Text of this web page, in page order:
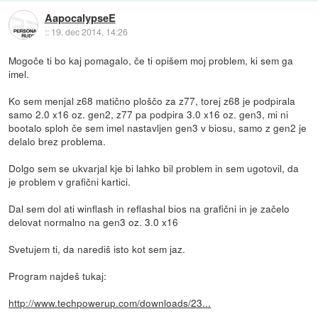
AapocalypseE
:: 19. dec 2014, 14:26
Mogoče ti bo kaj pomagalo, če ti opišem moj problem, ki sem ga
imel.
Ko sem menjal z68 matično ploščo za z77, torej z68 je podpirala
samo 2.0 x16 oz. gen2, z77 pa podpira 3.0 x16 oz. gen3, mi ni
bootalo sploh če sem imel nastavljen gen3 v biosu, samo z gen2 je
delalo brez problema.
Dolgo sem se ukvarjal kje bi lahko bil problem in sem ugotovil, da
je problem v grafični kartici.
Dal sem dol ati winflash in reflashal bios na grafični in je začelo
delovat normalno na gen3 oz. 3.0 x16
Svetujem ti, da narediš isto kot sem jaz.
Program najdeš tukaj:
http://www.techpowerup.com/downloads/23...